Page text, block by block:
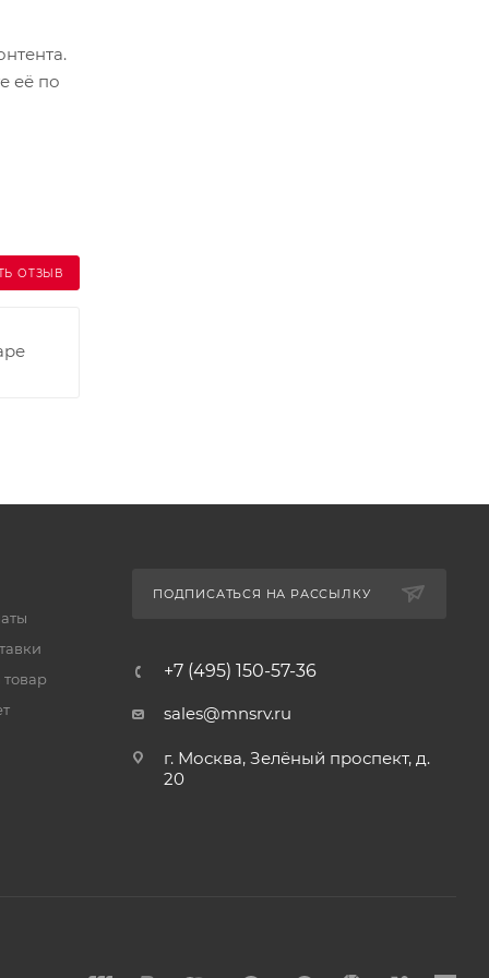
её по
ОТЗЫВ
товар
ПОДПИСАТЬСЯ НА РАССЫЛКУ
+7 (495) 150-57-36
sales@mnsrv.ru
г. Москва, Зелёный проспект, д.
20